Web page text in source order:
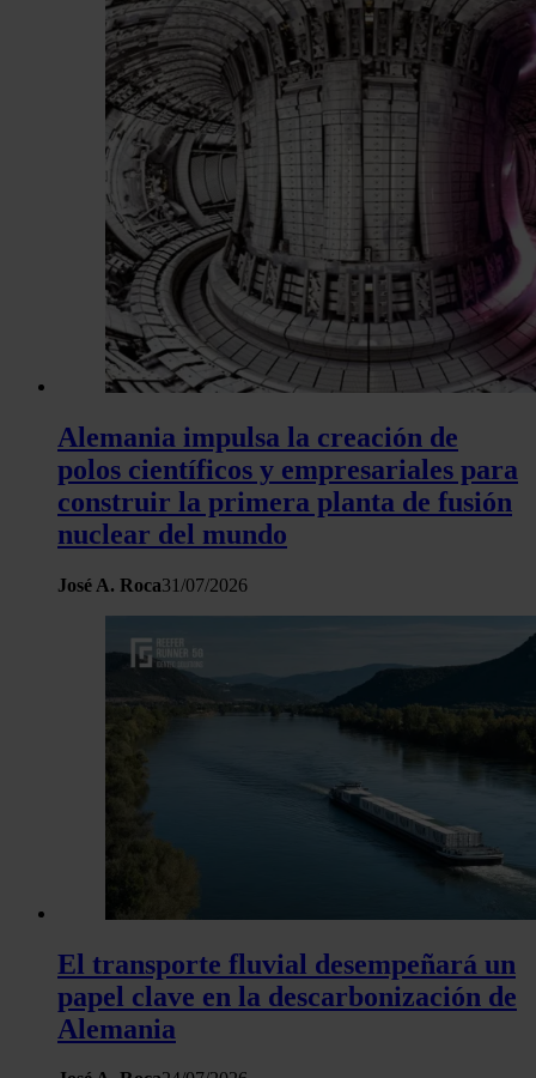
Alemania impulsa la creación de
polos científicos y empresariales para
construir la primera planta de fusión
nuclear del mundo
José A. Roca31/07/2026
El transporte fluvial desempeñará un
papel clave en la descarbonización de
Alemania